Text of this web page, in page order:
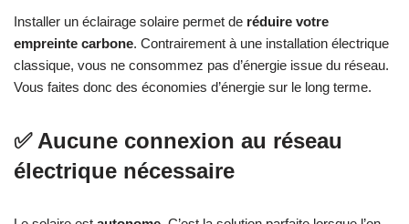
Installer un éclairage solaire permet de réduire votre
empreinte carbone. Contrairement à une installation électrique
classique, vous ne consommez pas d’énergie issue du réseau.
Vous faites donc des économies d’énergie sur le long terme.
✅ Aucune connexion au réseau
électrique nécessaire